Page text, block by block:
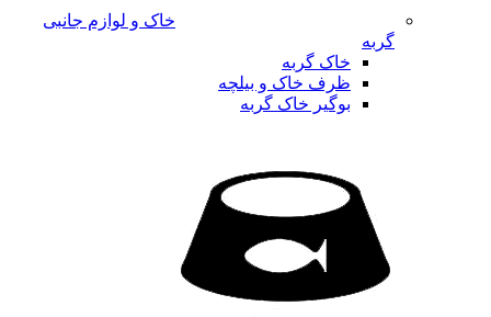
خاک و لوازم جانبی
گربه
خاک گربه
ظرف خاک و بیلچه
بوگیر خاک گربه